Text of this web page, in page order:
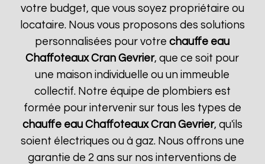
votre budget, que vous soyez propriétaire ou
locataire. Nous vous proposons des solutions
personnalisées pour votrechauffe eau
Chaffoteaux Cran Gevrier, que ce soit pour
une maison individuelle ou un immeuble
collectif. Notre équipe de plombiers est
formée pour intervenir sur tous les types de
chauffe eau Chaffoteaux Cran Gevrier, qu'ils
soient électriques ou à gaz. Nous offrons une
garantie de 2 ans sur nos interventions de